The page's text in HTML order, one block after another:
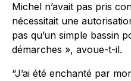
Michel n’avait pas pris
nécessitait une
pas qu’un simple bassin
démarches », avoue-t-il.
“J’ai été enchanté par